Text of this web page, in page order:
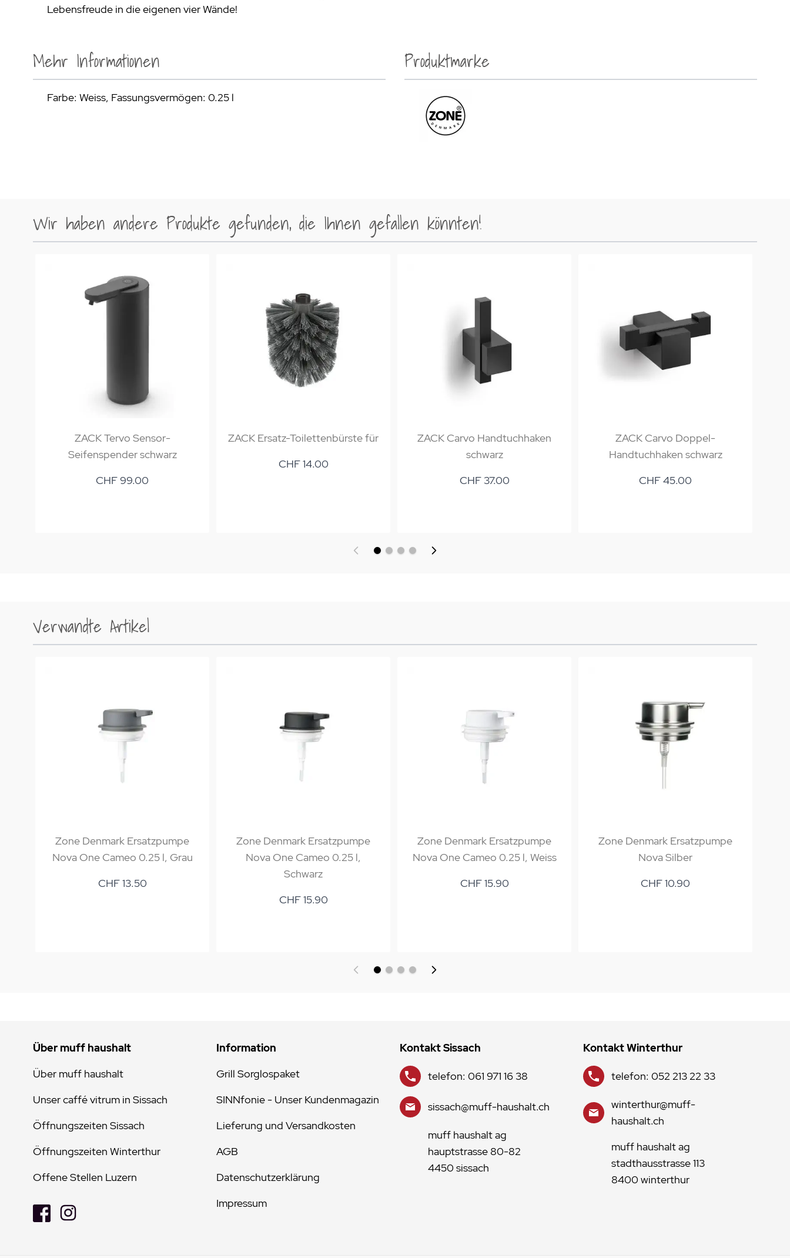
Lebensfreude in die eigenen vier Wände!
Mehr Informationen
Farbe: Weiss, Fassungsvermögen: 0.25 l
Produktmarke
Wir haben andere Produkte gefunden, die Ihnen gefallen könnten!
ZACK Tervo Sensor-
Seifenspender schwarz
CHF 99.00
ZACK Ersatz-Toilettenbürste für
CHF 14.00
ZACK Carvo Handtuchhaken
schwarz
CHF 37.00
ZACK Carvo Doppel-
Handtuchhaken schwarz
CHF 45.00
Verwandte Artikel
Zone Denmark Ersatzpumpe
Nova One Cameo 0.25 l, Grau
CHF 13.50
Zone Denmark Ersatzpumpe
Nova One Cameo 0.25 l,
Schwarz
CHF 15.90
Zone Denmark Ersatzpumpe
Nova One Cameo 0.25 l, Weiss
CHF 15.90
Zone Denmark Ersatzpumpe
Nova Silber
CHF 10.90
Über muff haushalt
Über muff haushalt
Unser caffé vitrum in Sissach
Öffnungszeiten Sissach
Öffnungszeiten Winterthur
Offene Stellen Luzern
Information
Grill Sorglospaket
SINNfonie - Unser Kundenmagazin
Lieferung und Versandkosten
AGB
Datenschutzerklärung
Impressum
Kontakt Sissach
telefon: 061 971 16 38
sissach@muff-haushalt.ch
muff haushalt ag
hauptstrasse 80-82
4450 sissach
Kontakt Winterthur
telefon: 052 213 22 33
winterthur@muff-
haushalt.ch
muff haushalt ag
stadthausstrasse 113
8400 winterthur